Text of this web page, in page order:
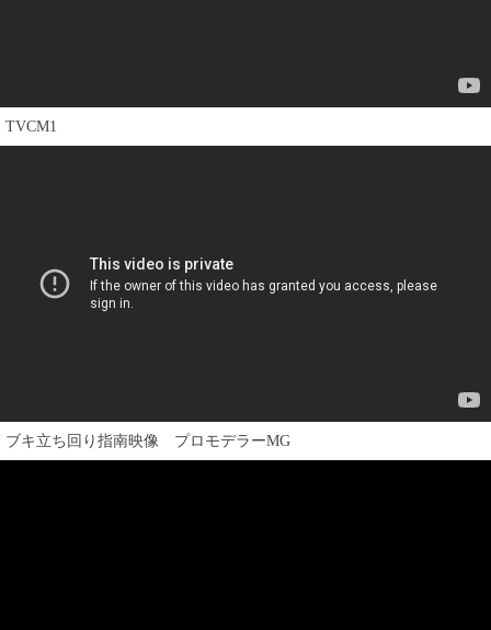
TVCM1
ブキ立ち回り指南映像 プロモデラーMG